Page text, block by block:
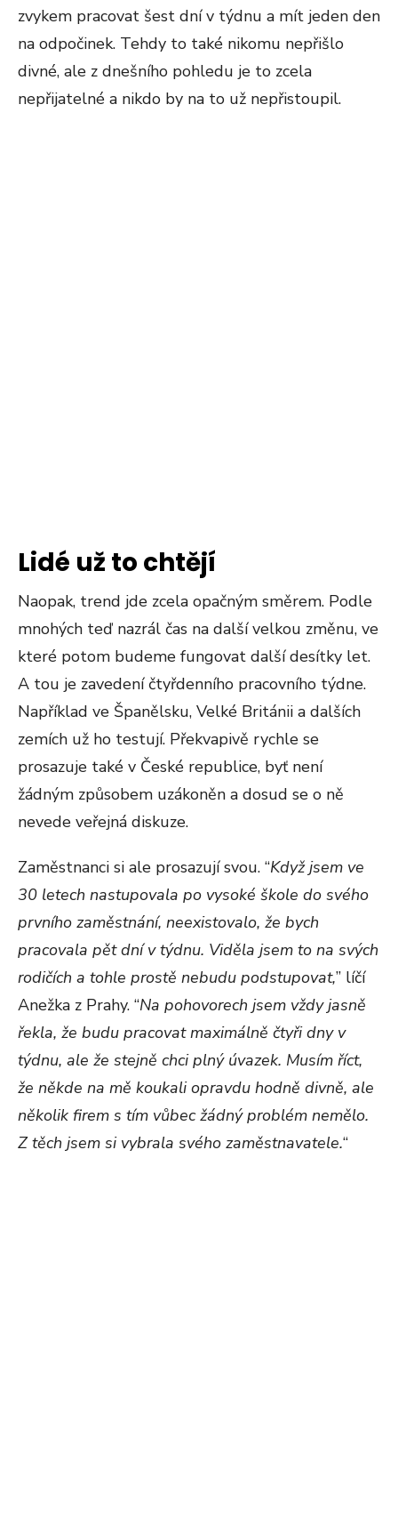
zvykem pracovat šest dní v týdnu a mít jeden den
na odpočinek. Tehdy to také nikomu nepřišlo
divné, ale z dnešního pohledu je to zcela
nepřijatelné a nikdo by na to už nepřistoupil.
Lidé už to chtějí
Naopak, trend jde zcela opačným směrem. Podle
mnohých teď nazrál čas na další velkou změnu, ve
které potom budeme fungovat další desítky let.
A tou je zavedení čtyřdenního pracovního týdne.
Například ve Španělsku, Velké Británii a dalších
zemích už ho testují. Překvapivě rychle se
prosazuje také v České republice, byť není
žádným způsobem uzákoněn a dosud se o ně
nevede veřejná diskuze.
Zaměstnanci si ale prosazují svou. “Když jsem ve
30 letech nastupovala po vysoké škole do svého
prvního zaměstnání, neexistovalo, že bych
pracovala pět dní v týdnu. Viděla jsem to na svých
rodičích a tohle prostě nebudu podstupovat,” líčí
Anežka z Prahy. “Na pohovorech jsem vždy jasně
řekla, že budu pracovat maximálně čtyři dny v
týdnu, ale že stejně chci plný úvazek. Musím říct,
že někde na mě koukali opravdu hodně divně, ale
několik firem s tím vůbec žádný problém nemělo.
Z těch jsem si vybrala svého zaměstnavatele.“